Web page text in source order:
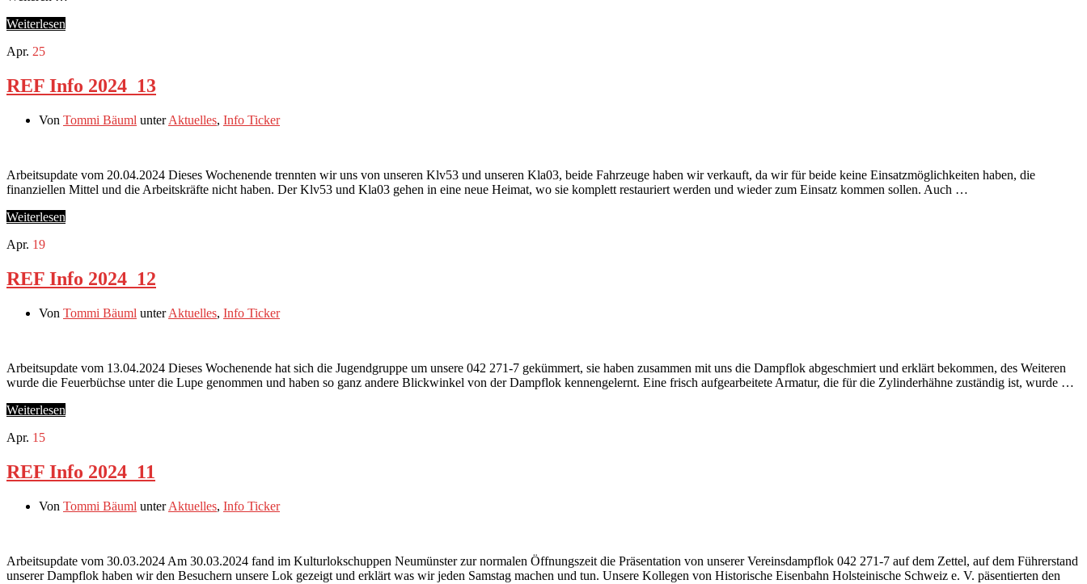
Weiterlesen
Apr. 25
REF Info 2024_13
Von Tommi Bäuml unterAktuelles, Info Ticker
Arbeitsupdate vom 20.04.2024 Dieses Wochenende trennten wir uns von unseren Klv53 und unseren Kla03, beide Fahrzeuge haben wir verkauft, da wir für beide keine Einsatzmöglichkeiten haben, die
finanziellen Mittel und die Arbeitskräfte nicht haben. Der Klv53 und Kla03 gehen in eine neue Heimat, wo sie komplett restauriert werden und wieder zum Einsatz kommen sollen. Auch …
Weiterlesen
Apr. 19
REF Info 2024_12
Von Tommi Bäuml unterAktuelles, Info Ticker
Arbeitsupdate vom 13.04.2024 Dieses Wochenende hat sich die Jugendgruppe um unsere 042 271-7 gekümmert, sie haben zusammen mit uns die Dampflok abgeschmiert und erklärt bekommen, des Weiteren
wurde die Feuerbüchse unter die Lupe genommen und haben so ganz andere Blickwinkel von der Dampflok kennengelernt. Eine frisch aufgearbeitete Armatur, die für die Zylinderhähne zuständig ist, wurde …
Weiterlesen
Apr. 15
REF Info 2024_11
Von Tommi Bäuml unterAktuelles, Info Ticker
Arbeitsupdate vom 30.03.2024 Am 30.03.2024 fand im Kulturlokschuppen Neumünster zur normalen Öffnungszeit die Präsentation von unserer Vereinsdampflok 042 271-7 auf dem Zettel, auf dem Führerstand
unserer Dampflok haben wir den Besuchern unsere Lok gezeigt und erklärt was wir jeden Samstag machen und tun. Unsere Kollegen von Historische Eisenbahn Holsteinische Schweiz e. V. päsentierten den